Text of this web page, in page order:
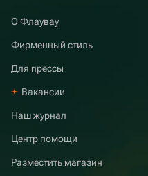
О Флаувау
Фирменный стиль
Для прессы
Вакансии
Наш журнал
Центр помощи
Разместить магазин